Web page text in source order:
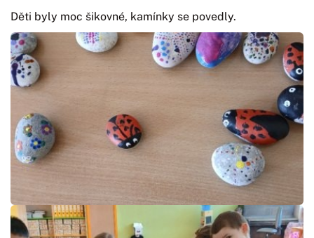
Děti byly moc šikovné, kamínky se povedly.